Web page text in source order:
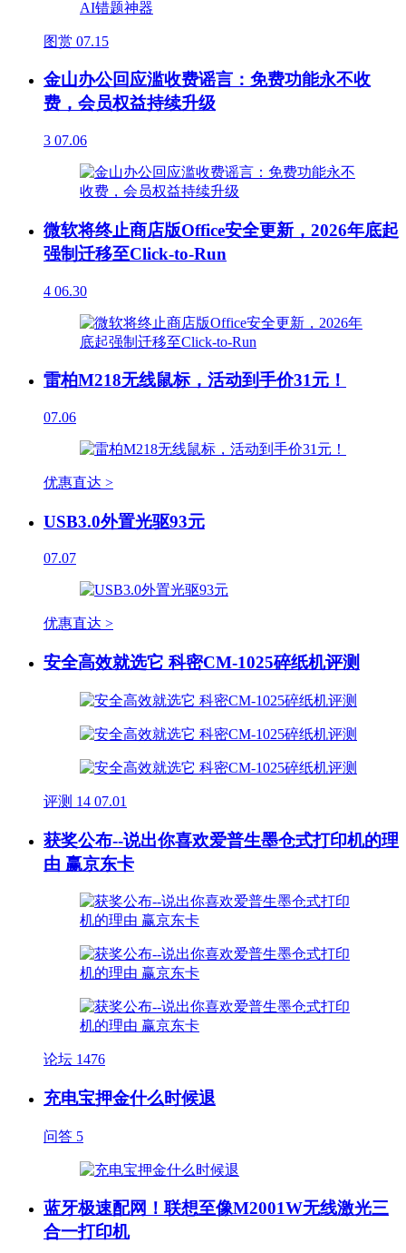
图赏 07.15
金山办公回应滥收费谣言：免费功能永不收
费，会员权益持续升级
3 07.06
微软将终止商店版Office安全更新，2026年底起
强制迁移至Click-to-Run
4 06.30
雷柏M218无线鼠标，活动到手价31元！
07.06
优惠直达 >
USB3.0外置光驱93元
07.07
优惠直达 >
安全高效就选它 科密CM-1025碎纸机评测
评测 14 07.01
获奖公布--说出你喜欢爱普生墨仓式打印机的理
由 赢京东卡
论坛 1476
充电宝押金什么时候退
问答 5
蓝牙极速配网！联想至像M2001W无线激光三
合一打印机